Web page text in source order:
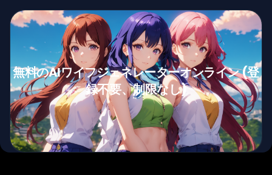
無料のAIワイフジェネレーターオンライン (登
録不要、制限なし)